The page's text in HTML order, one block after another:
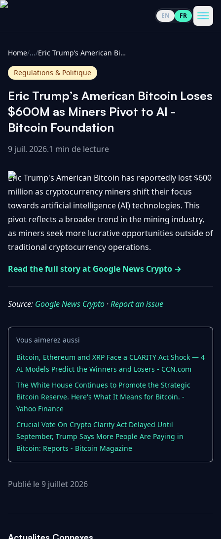
EN FR
Cryptomonnaies
tout
100
Hausses
Baisses
tout
jour du
marché
&
2
& DeFi
Régulations
& Politique
Plateformes
& Sécurité
Voir
tout
Débuter
Investissement
Bases de
Blockchain
Portefeuilles
NFTs &
Avancé
CONTACTER
Promouvoir
Contact
Home/.../ Eric Trump’s American Bitcoin Loses $600M as Miners Pivot to AI - Bitcoin Foundation
Regulations & Politique
Eric Trump’s American Bitcoin Loses
$600M as Miners Pivot to AI -
Bitcoin Foundation
9 juil. 2026.1 min de lecture
Eric Trump's American Bitcoin has reportedly lost $600
million as cryptocurrency miners shift their focus
towards artificial intelligence (AI) technologies. This
pivot reflects a broader trend in the mining industry,
as miners seek more lucrative opportunities outside of
traditional cryptocurrency operations.
Read the full story at Google News Crypto →
Source: Google News Crypto ·Report an issue
Vous aimerez aussi
Bitcoin, Ethereum and XRP Face a CLARITY Act Shock — 4
AI Models Predict the Winners and Losers - CCN.com
The White House Continues to Promote the Strategic
Bitcoin Reserve. Here's What It Means for Bitcoin. -
Yahoo Finance
Crucial Vote On Crypto Clarity Act Delayed Until
September, Trump Says More People Are Paying in
Bitcoin: Reports - Bitcoin Magazine
Publié le 9 juillet 2026